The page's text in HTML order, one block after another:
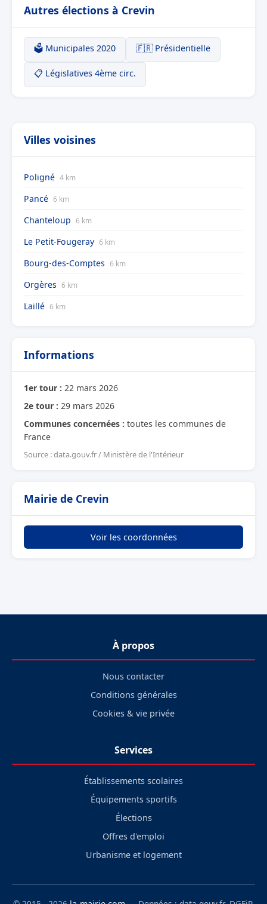
Autres élections à Crevin
🗳️ Municipales 2020 🇫🇷 Présidentielle
📋 Législatives 4ème circ.
Villes voisines
Poligné 4 km
Pancé 6 km
Chanteloup 6 km
Le Petit-Fougeray 6 km
Bourg-des-Comptes 6 km
Orgères 6 km
Laillé 6 km
Informations
1er tour : 22 mars 2026
2e tour : 29 mars 2026
Communes concernées : toutes les communes de
France
Source : data.gouv.fr / Ministère de l'Intérieur
Mairie de Crevin
Voir les coordonnées
À propos
Nous contacter
Conditions générales
Cookies & vie privée
Services
Établissements scolaires
Équipements sportifs
Élections
Offres d'emploi
Urbanisme et logement